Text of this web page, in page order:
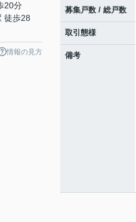
20分
徒歩28
情報の見方
募集戸数 / 総戸数
取引態様
備考